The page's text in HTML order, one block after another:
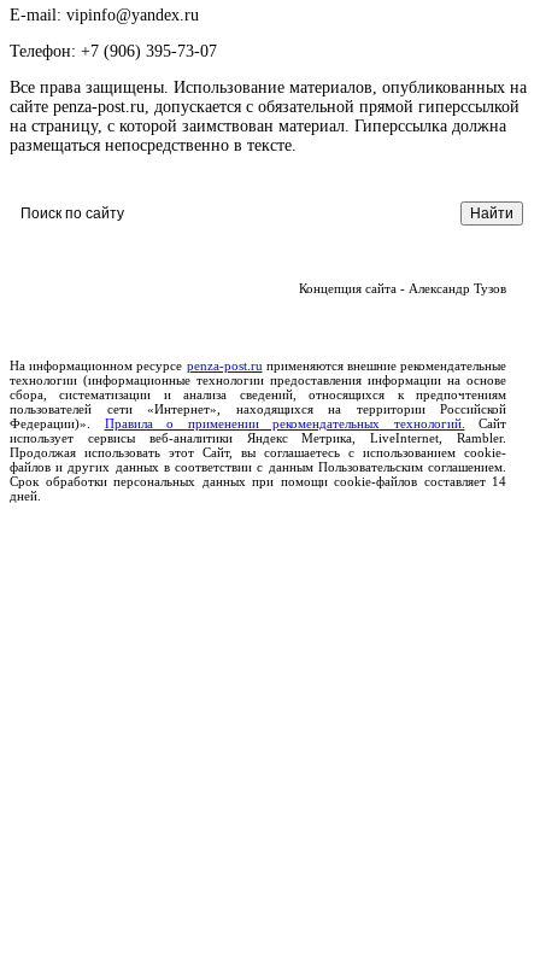
E-mail: vipinfo@yandex.ru
Телефон: +7 (906) 395-73-07
Все права защищены. Использование материалов, опубликованных на
сайте penza-post.ru, допускается с обязательной прямой гиперссылкой
на страницу, с которой заимствован материал. Гиперссылка должна
размещаться непосредственно в тексте.
Концепция сайта - Александр Тузов
На информационном ресурсе penza-post.ru применяются внешние рекомендательные
технологии (информационные технологии предоставления информации на основе
сбора, систематизации и анализа сведений, относящихся к предпочтениям
пользователей сети «Интернет», находящихся на территории Российской
Федерации)». Правила о применении рекомендательных технологий.
Сайт
использует сервисы веб-аналитики Яндекс Метрика, LiveInternet, Rambler.
Продолжая использовать этот Сайт, вы соглашаетесь с использованием cookie-
файлов и других данных в соответствии с данным Пользовательским соглашением.
Срок обработки персональных данных при помощи cookie-файлов составляет 14
дней.